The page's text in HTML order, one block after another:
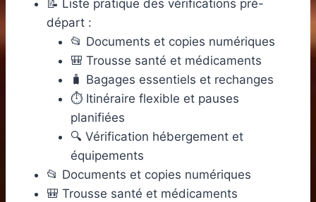
📝 Liste pratique des vérifications pré-
départ :
📂 Documents et copies numériques
🎒 Trousse santé et médicaments
🧳 Bagages essentiels et rechanges
⏱️ Itinéraire flexible et pauses
planifiées
🔍 Vérification hébergement et
équipements
📂 Documents et copies numériques
🎒 Trousse santé et médicaments